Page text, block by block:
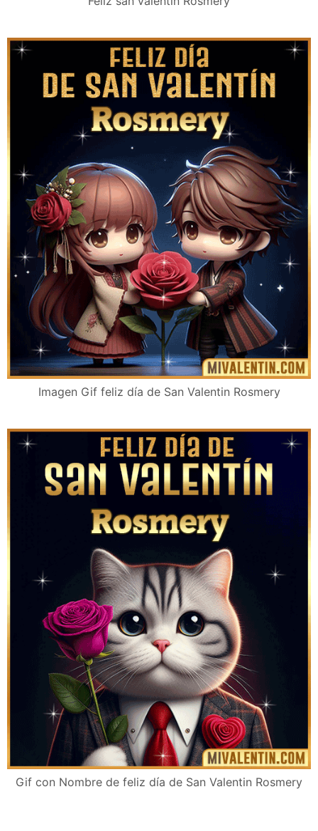
Imagen Gif feliz día de San Valentin Rosmery
Gif con Nombre de feliz día de San Valentin Rosmery